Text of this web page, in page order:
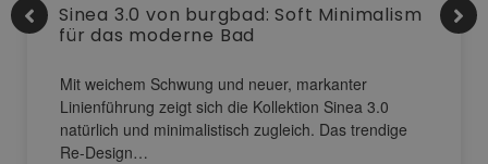
Sinea 3.0 von burgbad: Soft Minimalism
für das moderne Bad
Mit weichem Schwung und neuer, markanter
Linienführung zeigt sich die Kollektion Sinea 3.0
natürlich und minimalistisch zugleich. Das trendige
Re-Design…